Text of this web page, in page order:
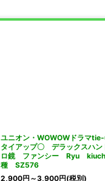
ユニオン・WOWOWドラマ
タイアップ〇 デラックスハ
ロ鏡 ファンシー Ryu
種 SZ576
2,900円 ～3,900円(税別)